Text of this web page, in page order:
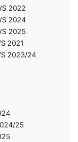
2022
2024
2025
2021
2023/24
25